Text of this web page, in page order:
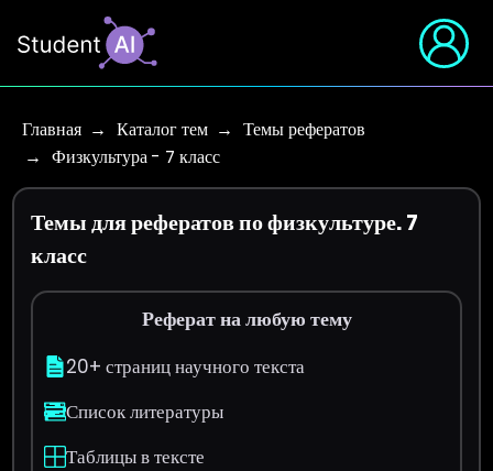
Главная Каталог тем
Темы рефератов
Физкультура - 7 класс
Темы для рефератов по физкультуре. 7
класс
Реферат на любую тему
20+ страниц научного текста
Список литературы
Таблицы в тексте